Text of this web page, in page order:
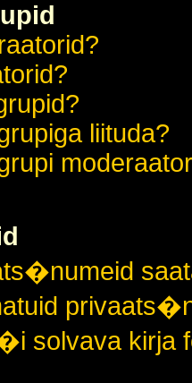
liituda?
solvava kirja